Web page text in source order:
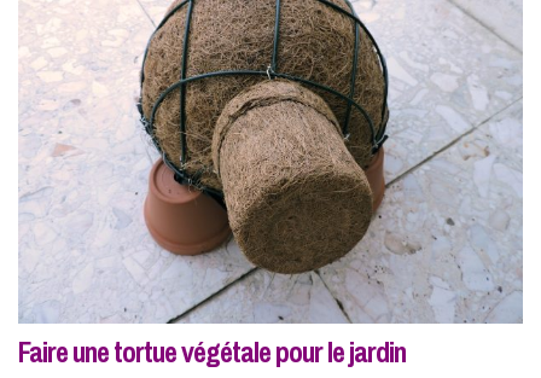
Faire une tortue végétale pour le jardin